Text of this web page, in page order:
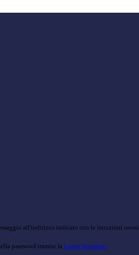
all'indirizzo indicato con le istruzioni
password tramite la Login Spaggiari